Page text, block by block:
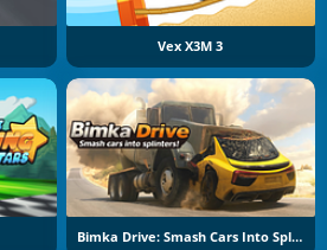
Vex X3M 3
Bimka Drive: Smash Cars Into Splinters